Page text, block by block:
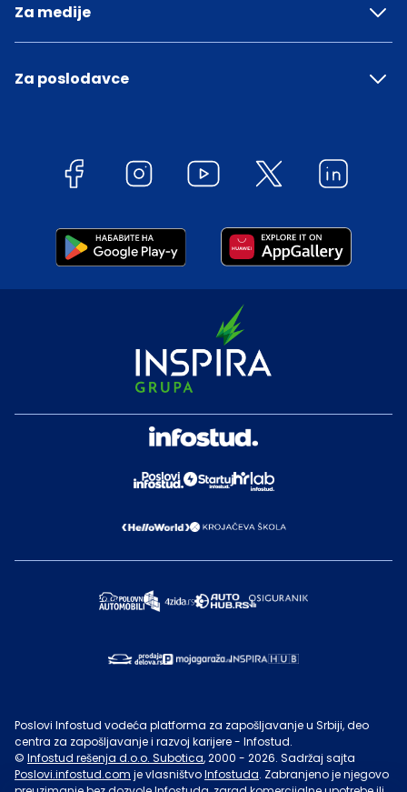
Za medije
Za poslodavce
Poslovi Infostud vodeća platforma za zapošljavanje u Srbiji, deo
centra za zapošljavanje i razvoj karijere - Infostud.
© Infostud rešenja d.o.o. Subotica, 2000 - 2026. Sadržaj sajta
Poslovi.infostud.com je vlasništvoInfostuda. Zabranjeno je njegovo